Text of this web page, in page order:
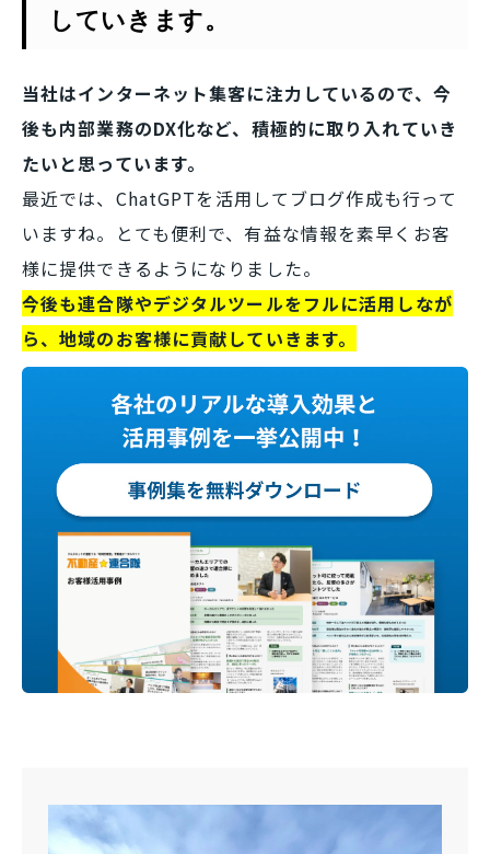
していきます。
当社はインターネット集客に注力しているので、今
後も内部業務のDX化など、積極的に取り入れていき
たいと思っています。
最近では、ChatGPTを活用してブログ作成も行って
いますね。とても便利で、有益な情報を素早くお客
様に提供できるようになりました。
今後も連合隊やデジタルツールをフルに活用しなが
ら、地域のお客様に貢献していきます。